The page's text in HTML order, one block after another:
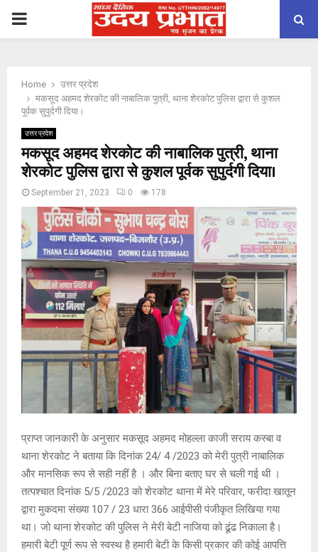
PRIMARY
Home
उत्तर प्रदेश
मकसूद अहमद शेरकोट की नाबालिक पुत्री, थाना शेरकोट पुलिस द्वारा से कुशल
पूर्वक सुपुर्दगी दिया।
उत्तर प्रदेश
मकसूद अहमद शेरकोट की नाबालिक पुत्री, थाना
शेरकोट पुलिस द्वारा से कुशल पूर्वक सुपुर्दगी दिया।
September 21, 2023 0 178
प्राप्त जानकारी के अनुसार मकसूद अहमद मोहल्ला काजी सराय कस्बा व
थाना शेरकोट ने बताया कि दिनांक 24/ 4 /2023 को मेरी पुत्री नाबालिक
और मानसिक रूप से सही नहीं है । और बिना बताए घर से चली गई थी ।
तत्पश्चात दिनांक 5/5 /2023 को शेरकोट थाना में मेरे परिवार, फरीदा खातून
द्वारा मुकदमा संख्या 107 / 23 धारा 366 आईपीसी पंजीकृत लिखिया गया
था। जो थाना शेरकोट की पुलिस ने मेरी बेटी नाजिया को ढूंढ निकाला है।
हमारी बेटी पूर्ण रूप से स्वस्थ है हमारी बेटी के किसी प्रकार की कोई आपत्ति